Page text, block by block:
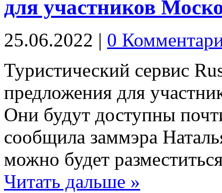
для участников
25.06.2022 | 0
Туристический сервис
предложения для
Они будут доступны
сообщила заммэра
можно будет
Читать дальше »